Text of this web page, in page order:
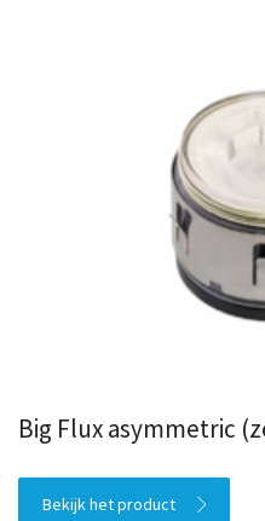
Big Flux asymmetric
Bekijk het product